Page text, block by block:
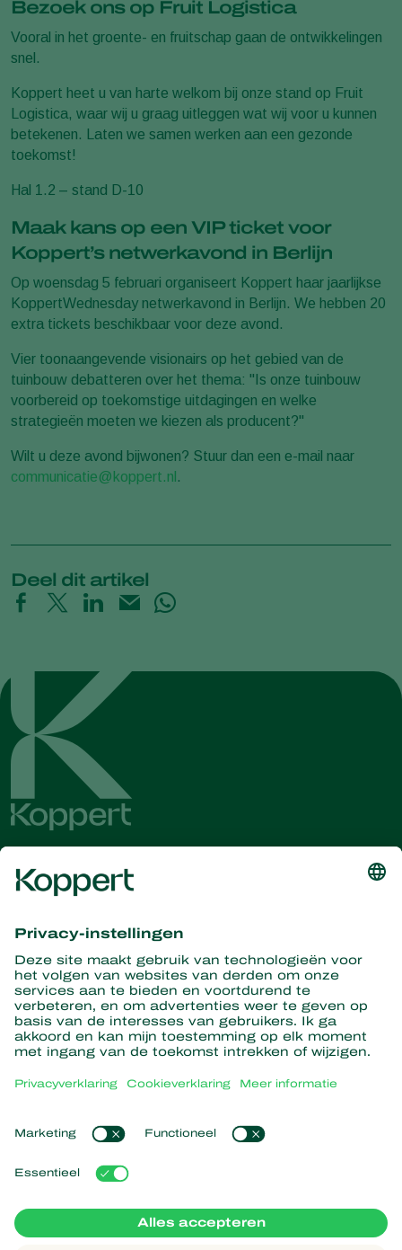
Bezoek ons op Fruit Logistica
Vooral in het groente- en fruitschap gaan de ontwikkelingen
snel.
Koppert heet u van harte welkom bij onze stand op Fruit
Logistica, waar wij u graag uitleggen wat wij voor u kunnen
betekenen. Laten we samen werken aan een gezonde
toekomst!
Hal 1.2 – stand D-10
Maak kans op een VIP ticket voor
Koppert’s netwerkavond in Berlijn
Op woensdag 5 februari organiseert Koppert haar jaarlijkse
KoppertWednesday netwerkavond in Berlijn. We hebben 20
extra tickets beschikbaar voor deze avond.
Vier toonaangevende visionairs op het gebied van de
tuinbouw debatteren over het thema: "Is onze tuinbouw
voorbereid op toekomstige uitdagingen en welke
strategieën moeten we kiezen als producent?"
Wilt u deze avond bijwonen? Stuur dan een e-mail naar
communicatie@koppert.nl .
Deel dit artikel
Ontvang het laatste nieuws en
informatie
Hier aanmelden
Partners with Nature
Roofmijten
Roofinsecten
Nuttige nematoden
Nuttige micro-organismen
Gewasbescherming
Nieuws en informatie
Duurzaamheid
Werken bij Koppert
Contact
Populaire links
Ervaringen van klanten
Koppert One
Koppert Global
Cookies beheren